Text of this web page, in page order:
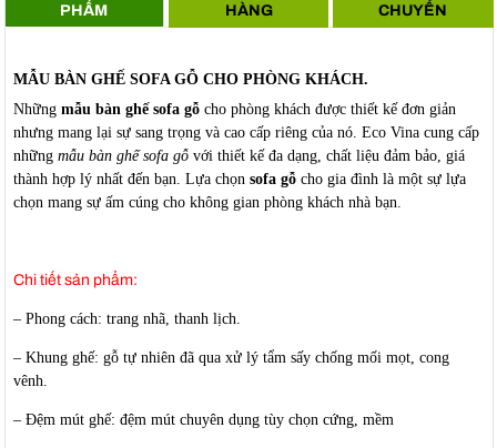
PHẨM
HÀNG
CHUYỂN
MẪU BÀN GHẾ SOFA GỖ CHO PHÒNG KHÁCH.
Những mẫu bàn ghế sofa gỗcho phòng khách được thiết kế đơn giản
nhưng mang lại sự sang trọng và cao cấp riêng của nó. Eco Vina cung cấp
những mẫu bàn ghế sofa gỗvới thiết kế đa dạng, chất liệu đảm bảo, giá
thành hợp lý nhất đến bạn. Lựa chọn sofa gỗcho gia đình là một sự lựa
chọn mang sự ấm cúng cho không gian phòng khách nhà bạn.
Chi tiết sản phẩm:
– Phong cách: trang nhã, thanh lịch.
– Khung ghế: gỗ tự nhiên đã qua xử lý tẩm sấy chống mối mọt, cong
vênh.
– Đệm mút ghế: đệm mút chuyên dụng tùy chọn cứng, mềm